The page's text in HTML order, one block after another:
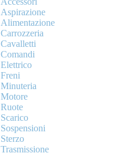
Aspirazione
Alimentazione
Carrozzeria
Cavalletti
Comandi
Elettrico
Freni
Minuteria
Motore
Ruote
Scarico
Sospensioni
Sterzo
Trasmissione